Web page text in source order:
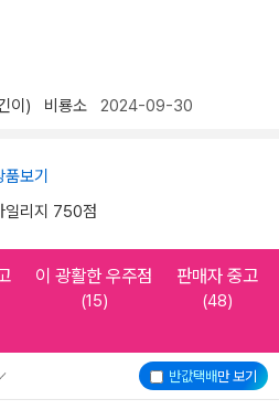
이) 비룡소 2024-09-30
보기
리지 750점
이 광활한 우주점
(15)
판매자 중고
(48)
반값택배만 보기